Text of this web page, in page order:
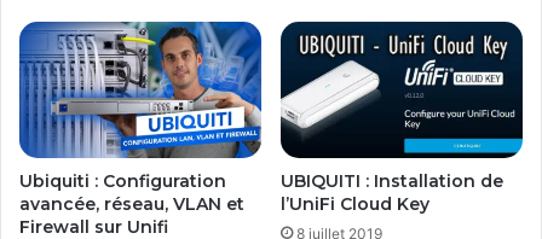
Ubiquiti : Configuration
avancée, réseau, VLAN et
Firewall sur Unifi
UBIQUITI : Installation de
l’UniFi Cloud Key
8 juillet 2019